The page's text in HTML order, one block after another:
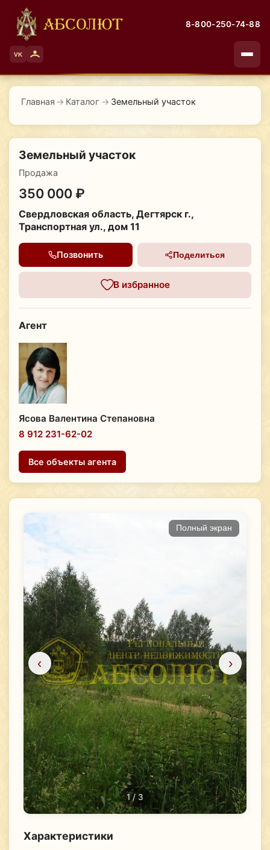
АБСОЛЮТ 8-800-250-74-88
VK
Главная → Каталог → Земельный участок
‹ ›
Полный экран
1/ 3
Характеристики
Земельный участок
Продажа
350 000 ₽
Свердловская область, Дегтярск г.,
Транспортная ул., дом 11
Позвонить Поделиться
В избранное
Агент
Ясова Валентина Степановна
8 912 231-62-02
Все объекты агента